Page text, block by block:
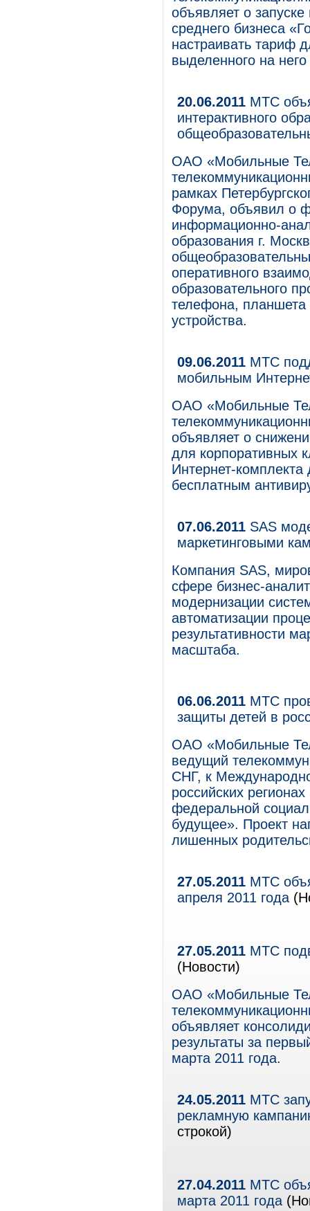
объявляет о
среднего бизнеса
настраивать тариф
выделенного на
20.06.2011 МТС
интерактивного
ОАО «Мобильные
рамках
Форума, объявил о
информационно-
образования г.
оперативного
образовательного
телефона, планшета
устройства.
09.06.2011 МТС
мобильным
ОАО «Мобильные
объявляет о
для корпоративных
Интернет-
бесплатным
07.06.2011 SAS
маркетинговыми
Компания SAS,
сфере бизнес-
модернизации
автоматизации
результативности
масштаба.
06.06.2011 МТС
защиты детей в
ОАО «Мобильные
ведущий
СНГ, к
российских
федеральной
будущее». Проект
лишенных
27.05.2011 МТС
апреля 2011 года
27.05.2011 МТС
(Новости)
ОАО «Мобильные
объявляет
результаты за
марта 2011 года.
24.05.2011 МТС
рекламную
строкой)
27.04.2011 МТС
марта 2011 года